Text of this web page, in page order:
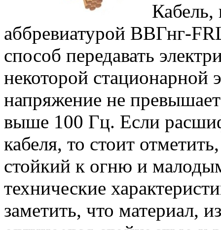
Кабель,
аббревиатурой ВВГнг-
способ передавать
некоторой стационарной
напряжение не
выше 100 Гц. Если
кабеля, то стоит
стойкий к огню и
технические
заметить, что материал,